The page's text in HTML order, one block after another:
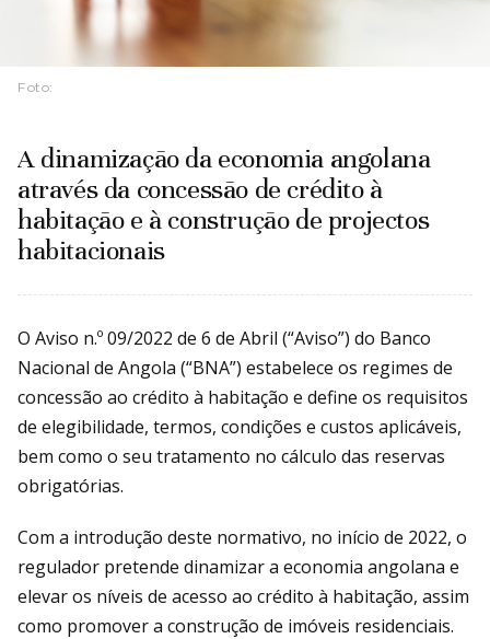
Foto:
A dinamização da economia angolana
através da concessão de crédito à
habitação e à construção de projectos
habitacionais
O Aviso n.º 09/2022 de 6 de Abril (“Aviso”) do Banco
Nacional de Angola (“BNA”) estabelece os regimes de
concessão ao crédito à habitação e define os requisitos
de elegibilidade, termos, condições e custos aplicáveis,
bem como o seu tratamento no cálculo das reservas
obrigatórias.
Com a introdução deste normativo, no início de 2022, o
regulador pretende dinamizar a economia angolana e
elevar os níveis de acesso ao crédito à habitação, assim
como promover a construção de imóveis residenciais.